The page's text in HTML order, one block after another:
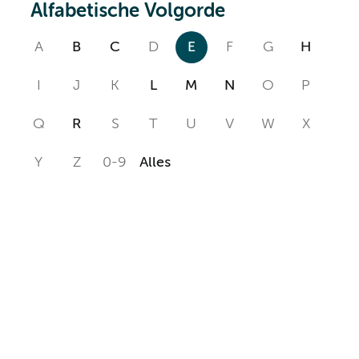
Alfabetische Volgorde
A B C D E F G H
J K L M N O P
Q R S T U V W X
Y Z 0-9 Alles